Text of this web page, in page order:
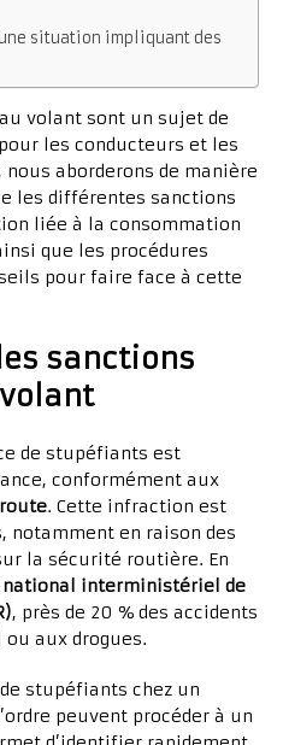
situation impliquant des
volant sont un sujet de
les conducteurs et les
aborderons de manière
les différentes sanctions
liée à la consommation
que les procédures
pour faire face à cette
sanctions
de stupéfiants est
conformément aux
. Cette infraction est
notamment en raison des
la sécurité routière. En
national interministériel de
, près de 20 % des accidents
aux drogues.
stupéfiants chez un
peuvent procéder à un